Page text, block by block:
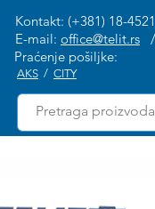
Kontakt: (+381) 18-
E-mail: office@telit.rs
Praćenje pošiljke:
AKS / CITY